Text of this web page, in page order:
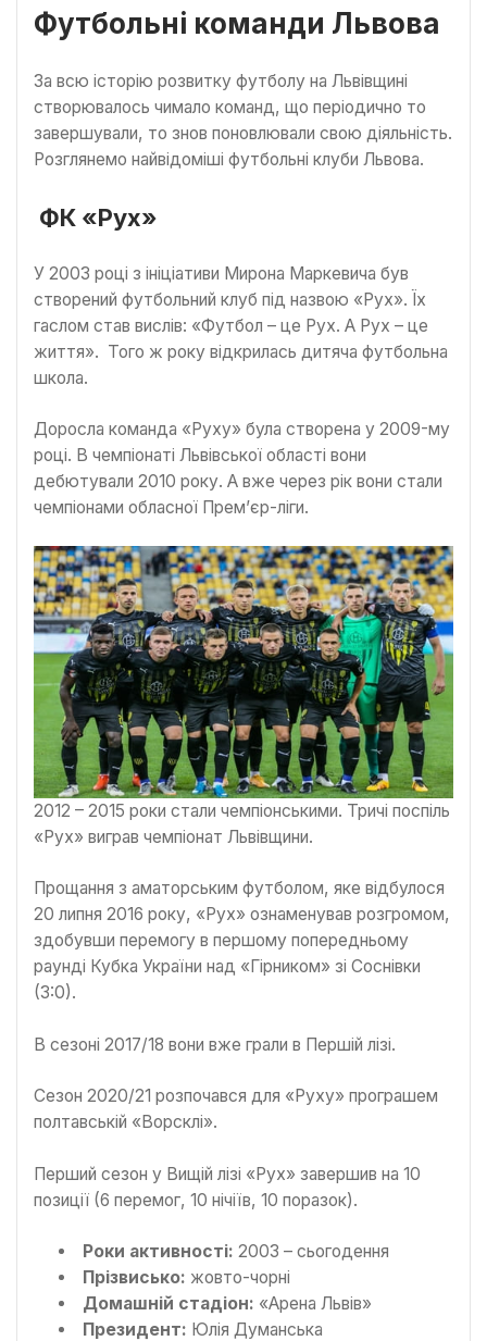
Футбольні команди Львова
За всю історію розвитку футболу на Львівщині
створювалось чимало команд, що періодично то
завершували, то знов поновлювали свою діяльність.
Розглянемо найвідоміші футбольні клуби Львова.
ФК «Рух»
У 2003 році з ініціативи Мирона Маркевича був
створений футбольний клуб під назвою «Рух». Їх
гаслом став вислів: «Футбол – це Рух. А Рух – це
життя». Того ж року відкрилась дитяча футбольна
школа.
Доросла команда «Руху» була створена у 2009-му
році. В чемпіонаті Львівської області вони
дебютували 2010 року. А вже через рік вони стали
чемпіонами обласної Прем’єр-ліги.
2012 – 2015 роки стали чемпіонськими. Тричі поспіль
«Рух» виграв чемпіонат Львівщини.
Прощання з аматорським футболом, яке відбулося
20 липня 2016 року, «Рух» ознаменував розгромом,
здобувши перемогу в першому попередньому
раунді Кубка України над «Гірником» зі Соснівки
(3:0).
В сезоні 2017/18 вони вже грали в Першій лізі.
Сезон 2020/21 розпочався для «Руху» програшем
полтавській «Ворсклі».
Перший сезон у Вищій лізі «Рух» завершив на 10
позиції (6 перемог, 10 нічіїв, 10 поразок).
Роки активності: 2003 – сьогодення
Прізвисько: жовто-чорні
Домашній стадіон: «Арена Львів»
Президент: Юлія Думанська